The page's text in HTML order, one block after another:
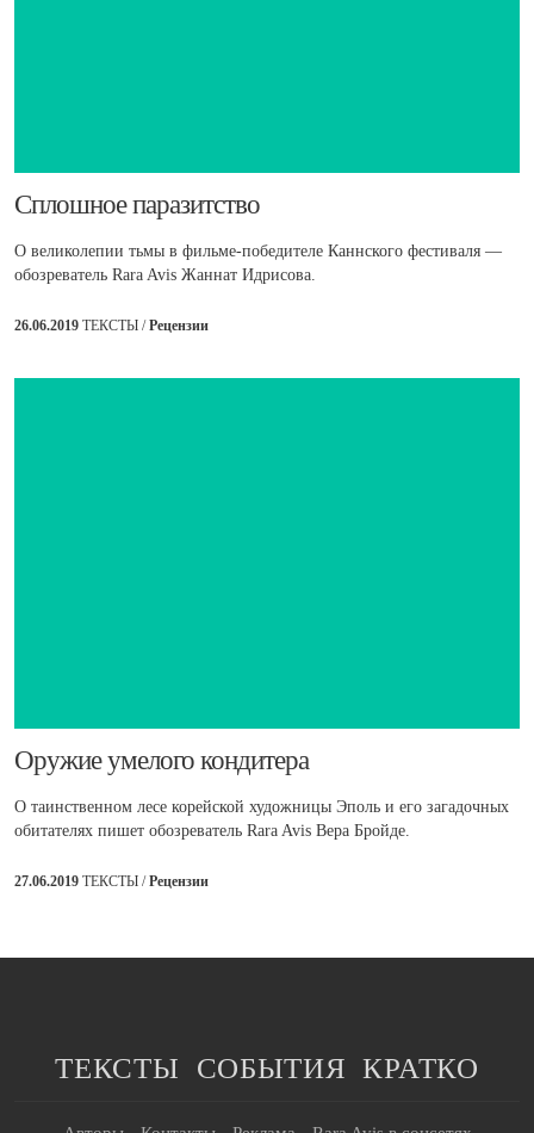
​Сплошное паразитство
О великолепии тьмы в фильме-победителе Каннского фестиваля —
обозреватель Rara Avis Жаннат Идрисова.
26.06.2019 ТЕКСТЫ /Рецензии
​Оружие умелого кондитера
О таинственном лесе корейской художницы Эполь и его загадочных
обитателях пишет обозреватель Rara Avis Вера Бройде.
27.06.2019 ТЕКСТЫ /Рецензии
ТЕКСТЫ СОБЫТИЯ КРАТКО